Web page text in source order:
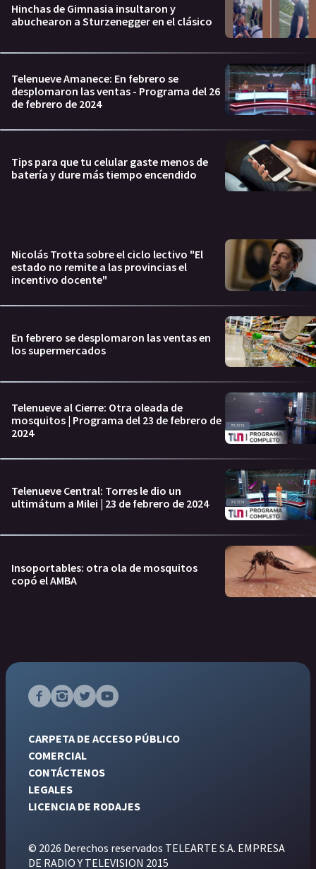
Hinchas de Gimnasia insultaron y
abuchearon a Sturzenegger en el clásico
Telenueve Amanece: En febrero se
desplomaron las ventas - Programa del 26
de febrero de 2024
Tips para que tu celular gaste menos de
batería y dure más tiempo encendido
Nicolás Trotta sobre el ciclo lectivo "El
estado no remite a las provincias el
incentivo docente"
En febrero se desplomaron las ventas en
los supermercados
Telenueve al Cierre: Otra oleada de
mosquitos | Programa del 23 de febrero de
2024
Telenueve Central: Torres le dio un
ultimátum a Milei | 23 de febrero de 2024
Insoportables: otra ola de mosquitos
copó el AMBA
CARPETA DE ACCESO PÚBLICO
COMERCIAL
CONTÁCTENOS
LEGALES
LICENCIA DE RODAJES
© 2026 Derechos reservados TELEARTE S.A. EMPRESA
DE RADIO Y TELEVISION 2015